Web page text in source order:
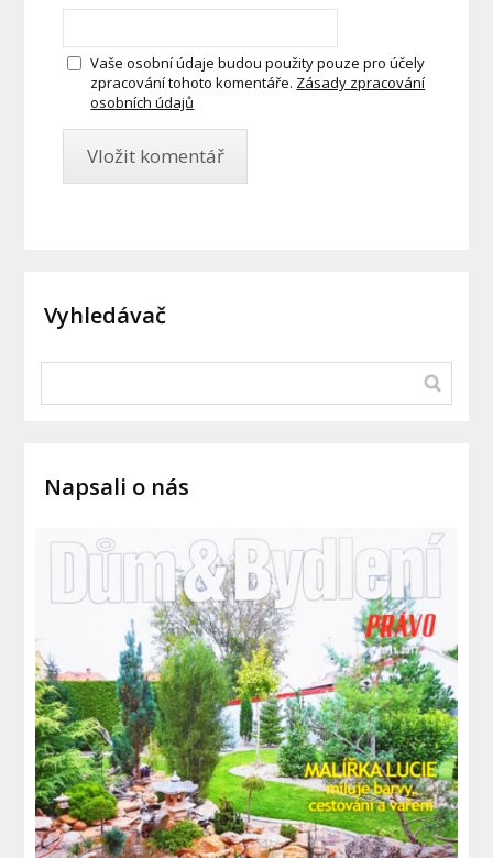
Vaše osobní údaje budou použity pouze pro účely
zpracování tohoto komentáře. Zásady zpracování
osobních údajů
Vyhledávač
Napsali o nás